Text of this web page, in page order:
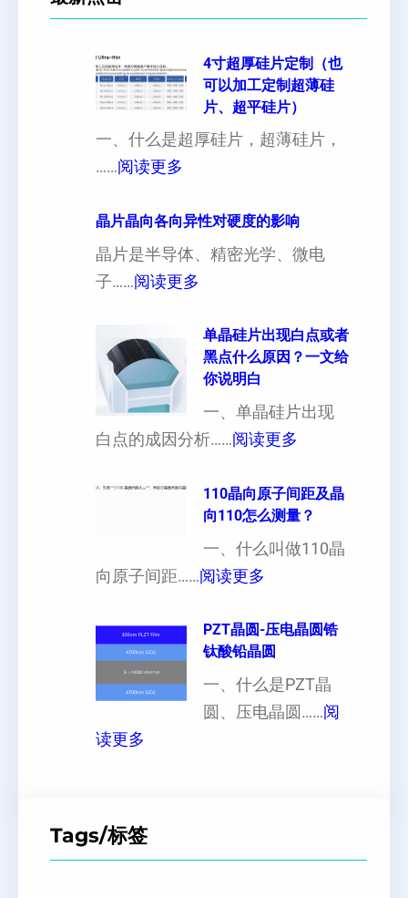
4寸超厚硅片定制（也
可以加工定制超薄硅
片、超平硅片）
一、什么是超厚硅片，超薄硅片，
……阅读更多
寸
超
厚
也
以
定
超
薄
硅
晶片晶向各向异性对硬度的影响
晶片是半导体、精密光学、微电
子……阅读更多
片
晶
向
各
向
性
对
硬
度
影
响
单晶硅片出现白点或者
黑点什么原因？一文给
你说明白
一、单晶硅片出现
白点的成因分析……阅读更多
晶
硅
片
白
或
者
110晶向原子间距及晶
向110怎么测量？
一、什么叫做110晶
向原子间距……阅读更多
1
0
晶
向
PZT晶圆-压电晶圆锆
钛酸铅晶圆
一、什么是PZT晶
圆、压电晶圆……阅
读更多
晶
Tags/标签